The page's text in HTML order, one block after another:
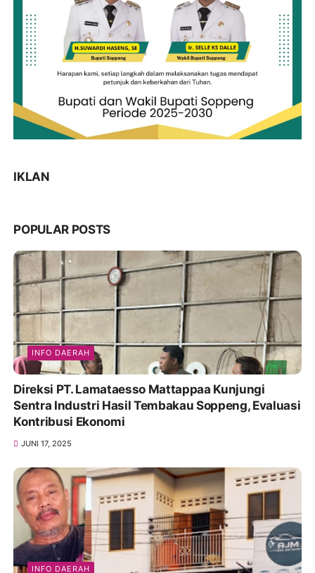
IKLAN
POPULAR POSTS
INFO DAERAH
Direksi PT. Lamataesso Mattappaa Kunjungi
Sentra Industri Hasil Tembakau Soppeng, Evaluasi
Kontribusi Ekonomi
JUNI 17, 2025
INFO DAERAH